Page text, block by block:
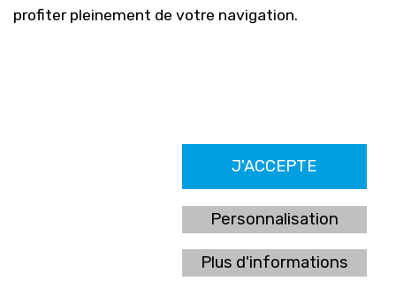
profiter pleinement de votre navigation.
J'ACCEPTE
Personnalisation
Plus d'informations
Farmacia Los Altos nº756
Ldo. Alfredo Aparicio Grau 22555408K
N. Col. Colegio Oficial de Farmacéuticos de Alicante 4327
Nº de autorización A-790-F
C/ Moncayo, 97 (Vistalmar) Urb. Los Altos
03185 Torrevieja, Alicante (España)